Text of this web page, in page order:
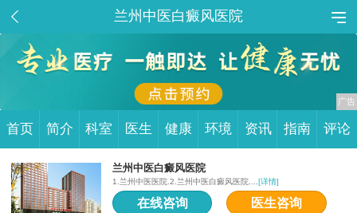
兰州中医白癜风医院
首页 简介 科室 医生 健康 环境 资讯 指南 评论
兰州中医白癜风医院
1.兰州中医医院.2.兰州中医白癜风医院.... [详情]
在线咨询 医生咨询